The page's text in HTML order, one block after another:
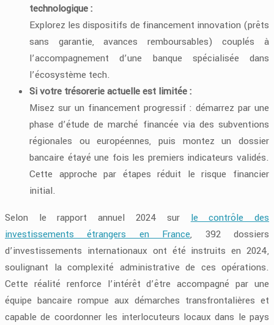
technologique :
Explorez les dispositifs de financement innovation (prêts
sans garantie, avances remboursables) couplés à
l’accompagnement d’une banque spécialisée dans
l’écosystème tech.
Si votre trésorerie actuelle est limitée :
Misez sur un financement progressif : démarrez par une
phase d’étude de marché financée via des subventions
régionales ou européennes, puis montez un dossier
bancaire étayé une fois les premiers indicateurs validés.
Cette approche par étapes réduit le risque financier
initial.
Selon le rapport annuel 2024 sur le contrôle des
investissements étrangers en France, 392 dossiers
d’investissements internationaux ont été instruits en 2024,
soulignant la complexité administrative de ces opérations.
Cette réalité renforce l’intérêt d’être accompagné par une
équipe bancaire rompue aux démarches transfrontalières et
capable de coordonner les interlocuteurs locaux dans le pays